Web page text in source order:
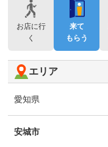
お店に行
く
来て
もらう
エリア
愛知県
安城市